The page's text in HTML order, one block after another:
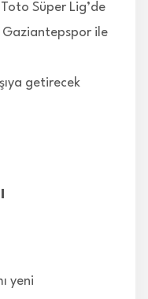
Süper Lig’de
Gaziantepspor ile
getirecek
yeni